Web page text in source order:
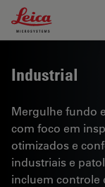
Leica
Industrial
Mergulhe fundo
com foco em
otimizados e
industriais e
incluem controle